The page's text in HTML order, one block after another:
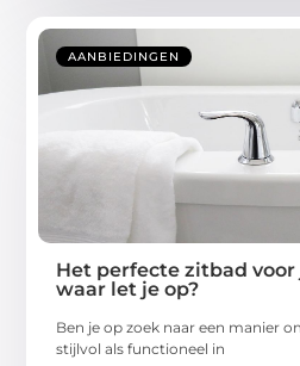
AANBIEDINGEN
Het perfecte zitbad
waar let je op?
Ben je op zoek naar een manier
stijlvol als functioneel in